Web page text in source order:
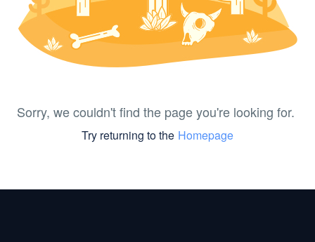
Sorry, we couldn't find the page you're looking for.
Try returning to the Homepage